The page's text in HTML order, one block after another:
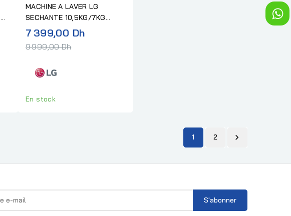
MACHINE A LAVER LG
SECHANTE 10,5KG/7KG
1400T INOX
7 399,00 DhPrix
9 999,00 Dh
En stock
1 2 